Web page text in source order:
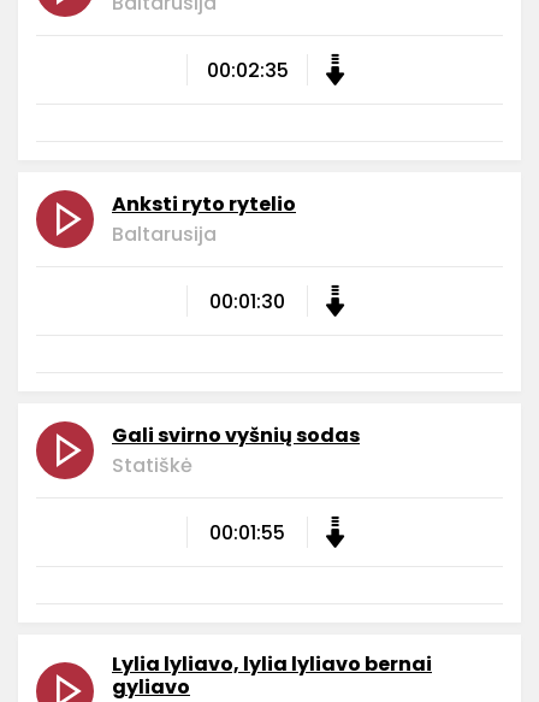
00:02:35
Anksti ryto rytelio
Baltarusija
00:01:30
Gali svirno vyšnių sodas
Statiškė
00:01:55
Lylia lyliavo, lylia lyliavo bernai
gyliavo